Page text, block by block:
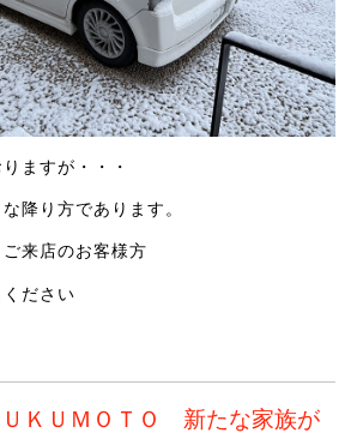
ますが・・・
降り方であります。
来店のお客様方
ださい
ＫＵＭＯＴＯ 新たな家族が